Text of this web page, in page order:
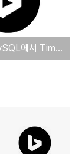
[draft] MySQL에서 Time Zone 관련 변수를 설정하고 사용하는 방법